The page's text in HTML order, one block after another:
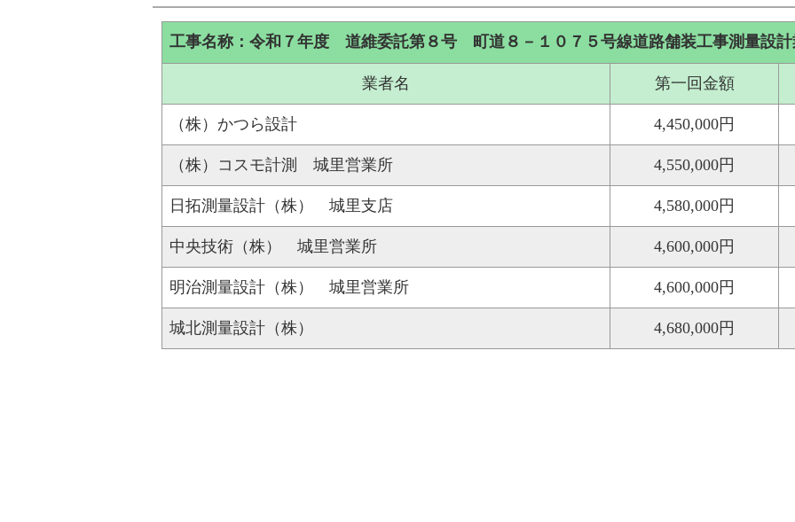
工事名称：令和７年度 道維委託第８号 町道８－１０７５号線道路舗装工事測量設計
業者名 第一回金額
（株）かつら設計 4,450,000円
（株）コスモ計測 城里営業所 4,550,000円
日拓測量設計（株） 城里支店 4,580,000円
中央技術（株） 城里営業所 4,600,000円
明治測量設計（株） 城里営業所 4,600,000円
城北測量設計（株） 4,680,000円